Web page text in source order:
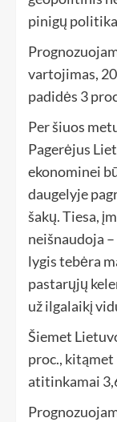
pinigų
vartojimas,
padidės 3
Per šiuos
Pagerėjus
ekonominei
daugelyje
šakų. Tiesa,
neišnaudoja
lygis tebėra
pastarųjų
už ilgalaikį
Šiemet
proc., kitąmet
atitinkamai